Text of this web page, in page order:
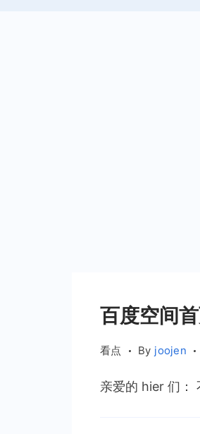
百度空间
看点 By joojen
亲爱的 hier 们：